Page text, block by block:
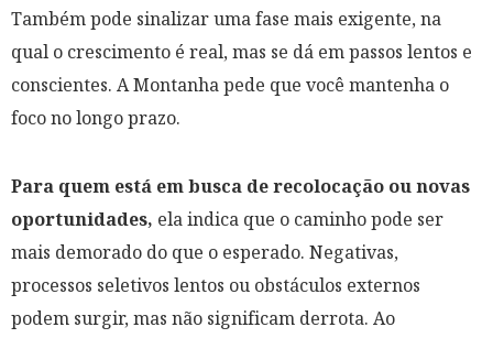
Também pode sinalizar uma fase mais exigente, na
qual o crescimento é real, mas se dá em passos lentos e
conscientes. A Montanha pede que você mantenha o
foco no longo prazo.
Para quem está em busca de recolocação ou novas
oportunidades, ela indica que o caminho pode ser
mais demorado do que o esperado. Negativas,
processos seletivos lentos ou obstáculos externos
podem surgir, mas não significam derrota. Ao